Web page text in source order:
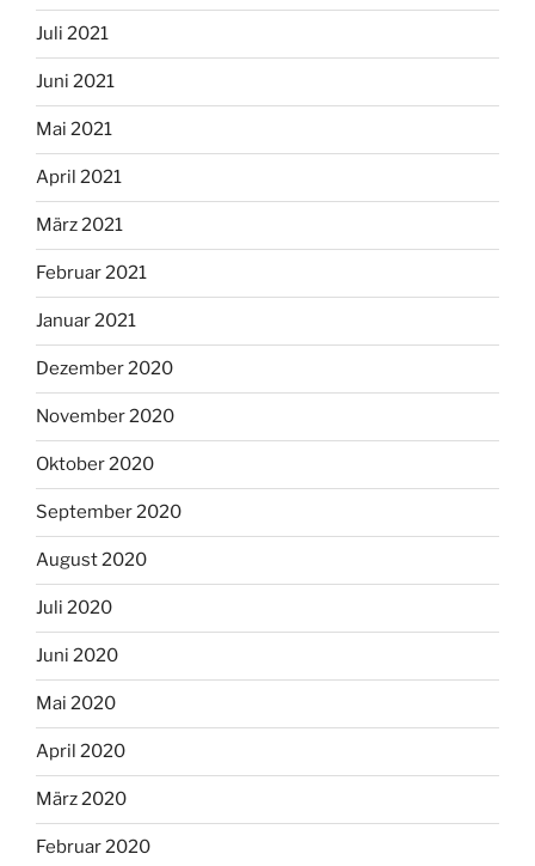
Juli 2021
Juni 2021
Mai 2021
April 2021
März 2021
Februar 2021
Januar 2021
Dezember 2020
November 2020
Oktober 2020
September 2020
August 2020
Juli 2020
Juni 2020
Mai 2020
April 2020
März 2020
Februar 2020